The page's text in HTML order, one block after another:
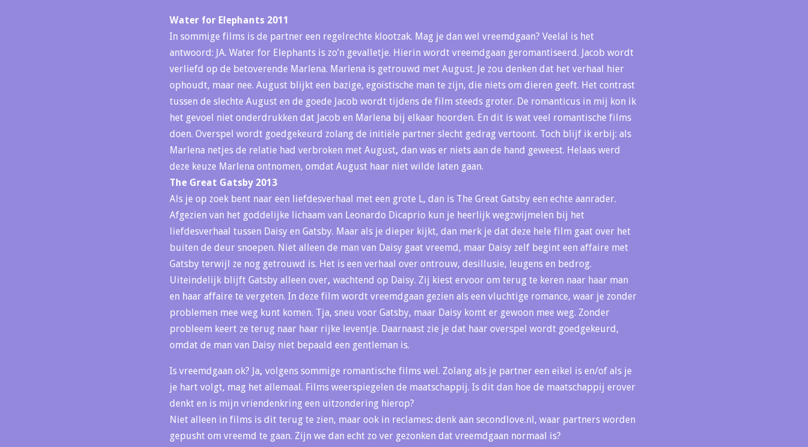
Water for Elephants 2011
In sommige films is de partner een regelrechte klootzak. Mag je dan wel vreemdgaan? Veelal is het
antwoord: JA. Water for Elephants is zo’n gevalletje. Hierin wordt vreemdgaan geromantiseerd. Jacob wordt
verliefd op de betoverende Marlena. Marlena is getrouwd met August. Je zou denken dat het verhaal hier
ophoudt, maar nee. August blijkt een bazige, egoïstische man te zijn, die niets om dieren geeft. Het contrast
tussen de slechte August en de goede Jacob wordt tijdens de film steeds groter. De romanticus in mij kon ik
het gevoel niet onderdrukken dat Jacob en Marlena bij elkaar hoorden. En dit is wat veel romantische films
doen. Overspel wordt goedgekeurd zolang de initiële partner slecht gedrag vertoont. Toch blijf ik erbij: als
Marlena netjes de relatie had verbroken met August, dan was er niets aan de hand geweest. Helaas werd
deze keuze Marlena ontnomen, omdat August haar niet wilde laten gaan.
The Great Gatsby 2013
Als je op zoek bent naar een liefdesverhaal met een grote L, dan is The Great Gatsby een echte aanrader.
Afgezien van het goddelijke lichaam van Leonardo Dicaprio kun je heerlijk wegzwijmelen bij het
liefdesverhaal tussen Daisy en Gatsby. Maar als je dieper kijkt, dan merk je dat deze hele film gaat over het
buiten de deur snoepen. Niet alleen de man van Daisy gaat vreemd, maar Daisy zelf begint een affaire met
Gatsby terwijl ze nog getrouwd is. Het is een verhaal over ontrouw, desillusie, leugens en bedrog.
Uiteindelijk blijft Gatsby alleen over, wachtend op Daisy. Zij kiest ervoor om terug te keren naar haar man
en haar affaire te vergeten. In deze film wordt vreemdgaan gezien als een vluchtige romance, waar je zonder
problemen mee weg kunt komen. Tja, sneu voor Gatsby, maar Daisy komt er gewoon mee weg. Zonder
probleem keert ze terug naar haar rijke leventje. Daarnaast zie je dat haar overspel wordt goedgekeurd,
omdat de man van Daisy niet bepaald een gentleman is.
Is vreemdgaan ok? Ja, volgens sommige romantische films wel. Zolang als je partner een eikel is en/of als je
je hart volgt, mag het allemaal. Films weerspiegelen de maatschappij. Is dit dan hoe de maatschappij erover
denkt en is mijn vriendenkring een uitzondering hierop?
Niet alleen in films is dit terug te zien, maar ook in reclames: denk aan secondlove.nl, waar partners worden
gepusht om vreemd te gaan. Zijn we dan echt zo ver gezonken dat vreemdgaan normaal is?